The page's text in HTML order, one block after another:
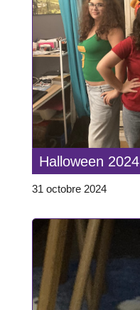
Halloween 2024
31 octobre 2024